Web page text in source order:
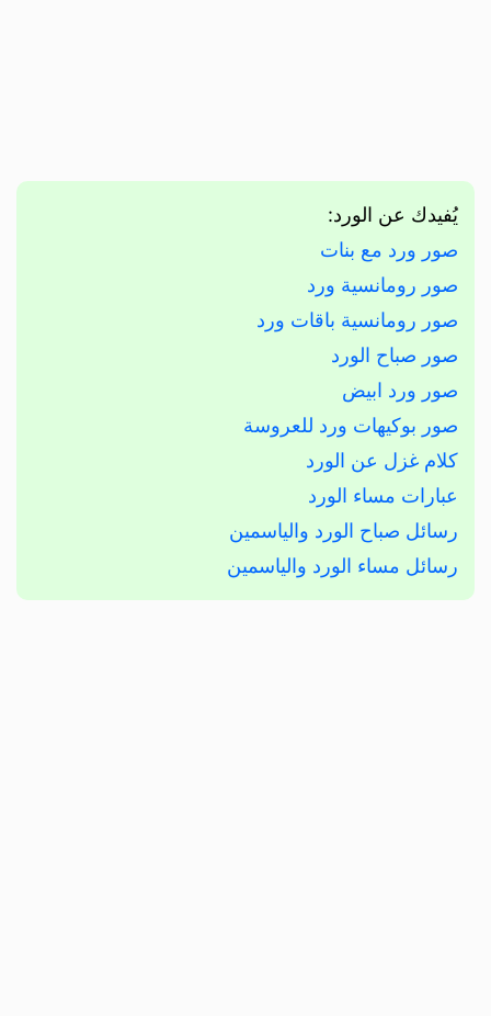
يُفيدك عن الورد:
صور ورد مع بنات
صور رومانسية ورد
صور رومانسية باقات ورد
صور صباح الورد
صور ورد ابيض
صور بوكيهات ورد للعروسة
كلام غزل عن الورد
عبارات مساء الورد
رسائل صباح الورد والياسمين
رسائل مساء الورد والياسمين